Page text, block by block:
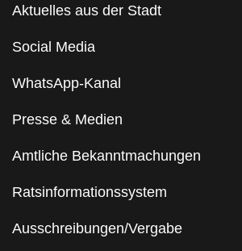
Aktuelles aus der Stadt
Social Media
WhatsApp-Kanal
Presse & Medien
Amtliche Bekanntmachungen
Ratsinformationssystem
Ausschreibungen/Vergabe